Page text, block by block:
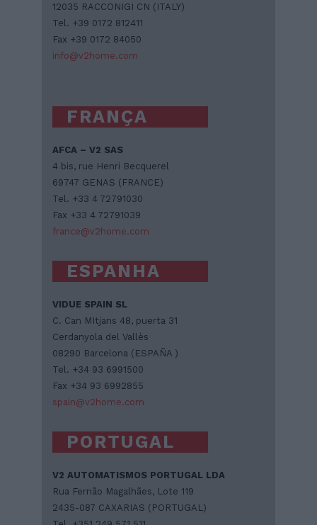
12035 RACCONIGI CN (ITALY)
Tel. +39 0172 812411
Fax +39 0172 84050
info@v2home.com
FRANÇA
AFCA – V2 SAS
4 bis, rue Henri Becquerel
69747 GENAS (FRANCE)
Tel. +33 4 72791030
Fax +33 4 72791039
france@v2home.com
ESPANHA
VIDUE SPAIN SL
C. Can MItjans 48, puerta 31
Cerdanyola del Vallès
08290 Barcelona (ESPAÑA )
Tel. +34 93 6991500
Fax +34 93 6992855
spain@v2home.com
PORTUGAL
V2 AUTOMATISMOS PORTUGAL LDA
Rua Fernão Magalhães, Lote 119
2435-087 CAXARIAS (PORTUGAL)